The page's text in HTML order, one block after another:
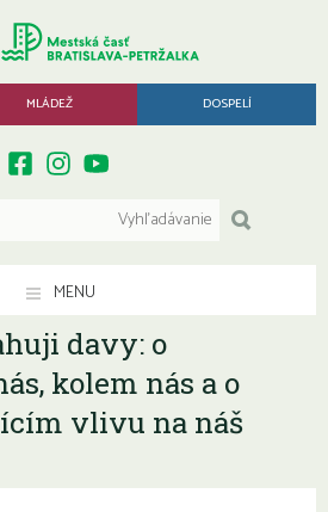
MLÁDEŽ DOSPELÍ
MENU
davy: o
kolem nás a o
vlivu na náš